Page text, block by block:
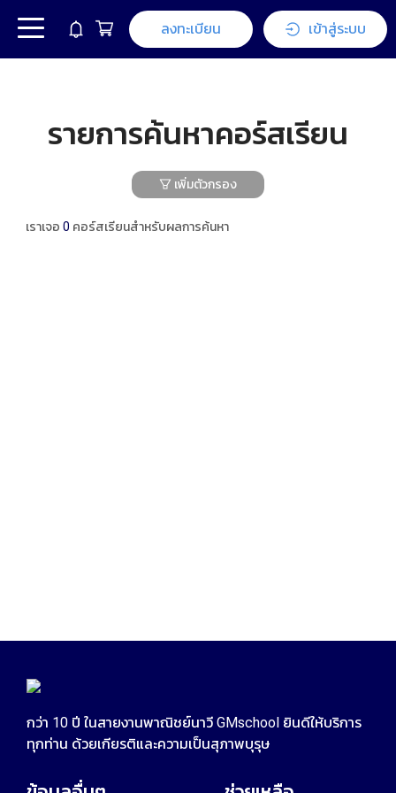
ลงทะเบียน เข้าสู่ระบบ
รายการค้นหาคอร์สเรียน
เพิ่มตัวกรอง
เราเจอ0 คอร์สเรียนสำหรับผลการค้นหา
กว่า 10 ปี ในสายงานพาณิชย์นาวี GMschool ยินดีให้บริการ
ทุกท่าน ด้วยเกียรติและความเป็นสุภาพบุรุษ